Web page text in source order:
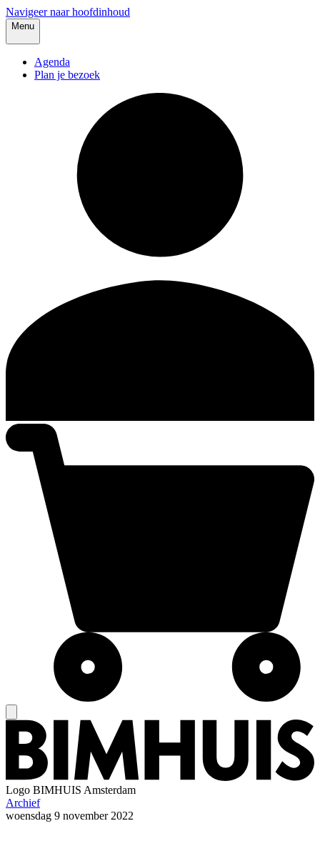
Navigeer naar hoofdinhoud
Menu
Agenda
Plan je bezoek
Logo BIMHUIS Amsterdam
Archief
woensdag 9 november 2022